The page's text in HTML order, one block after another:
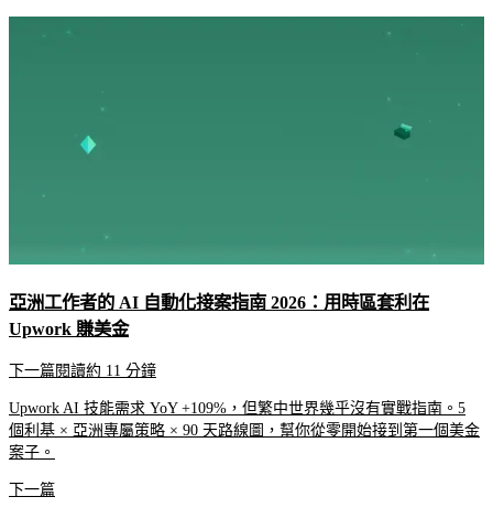
亞洲工作者的 AI 自動化接案指南 2026：用時區套利在
Upwork 賺美金
下一篇 閱讀約 11 分鐘
Upwork AI 技能需求 YoY +109%，但繁中世界幾乎沒有實戰指南。5
個利基 × 亞洲專屬策略 × 90 天路線圖，幫你從零開始接到第一個美金
案子。
下一篇